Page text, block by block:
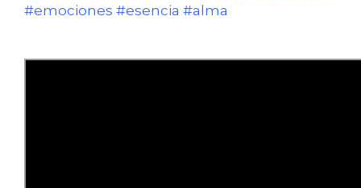
#emociones #esencia #alma